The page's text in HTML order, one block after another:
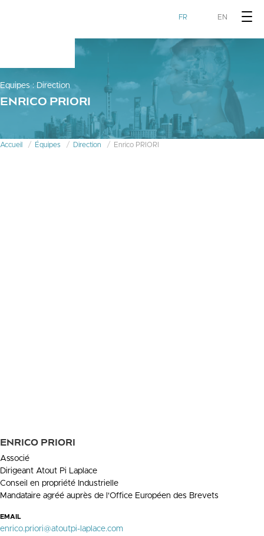
FR EN
Equipes : Direction
ENRICO PRIORI
Accueil Équipes Direction Enrico PRIORI
ENRICO PRIORI
Associé
Dirigeant Atout Pi Laplace
Conseil en propriété Industrielle
Mandataire agréé auprès de l'Office Européen des Brevets
EMAIL
enrico.priori@atoutpi-laplace.com